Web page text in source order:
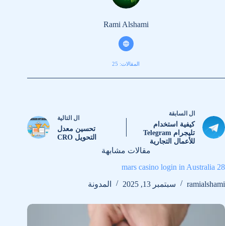
Rami Alshami
المقالات: 25
ال السابقة
كيفية استخدام
تليجرام Telegram
للأعمال التجارية
ال التالية
تحسين معدل
التحويل CRO
مقالات مشابهة
28 mars casino login in Australia
ramialshami
سبتمبر 13, 2025 المدونة